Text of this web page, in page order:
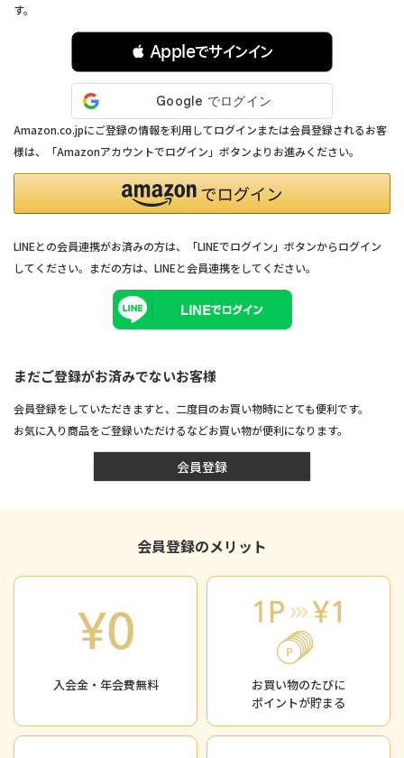
す。
 Appleでサインイン
Amazon.co.jpにご登録の情報を利用してログインまたは会員登録されるお客
様は、「Amazonアカウントでログイン」ボタンよりお進みください。
LINEとの会員連携がお済みの方は、「LINEでログイン」ボタンからログイン
してください。まだの方は、 LINEと会員連携をしてください。
まだご登録がお済みでないお客様
会員登録をしていただきますと、二度目のお買い物時にとても便利です。
お気に入り商品をご登録いただけるなどお買い物が便利になります。
会員登録
会員登録のメリット
入会金・年会費無料
お買い物のたびに
ポイントが貯まる